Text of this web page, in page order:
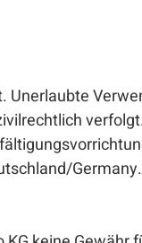
Unerlaubte